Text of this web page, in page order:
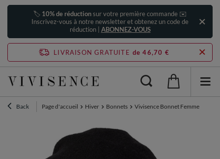
🏷️ 10% de réductionsur votre première commande ✉️
Inscrivez-vous à notre newsletter et obtenez un code de
réduction | ABONNEZ-VOUS
LIVRAISON GRATUITE de 46,70 €
Back Page d'accueil Hiver Bonnets Vivisence Bonnet Femme Hiver